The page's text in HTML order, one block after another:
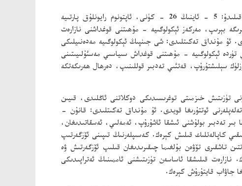
خەۋەر قىلىدۇ: 5 - ئاينىڭ 26 - كۈنى، ئاپتونوم رايونلۇق پارتىيە
بېرىپ، مەركەز ئېكولوگىيە - مۇھىتنى قوغداشنى نازارەت
ئۇ مۇنداق تەكىتلىدى: شى جىنپىڭ ئېكولوگىيە مەدەنىيلىكى
تۈردە ئېكولوگىيە - مۇھىتنى قوغداش سىياسىي مەسئۇلىيىتىنى
سېلىشتۇرۇپ، قەتئىي تەدبىر قوللىنىپ، دەرھال ھەرىكەتكە
تۈزىتىش خىزمىتى توغرىسىدىكى دوكلاتنى ئاڭلىدى، قىيىن
ئوتتۇرىغا قويدى. ئۇ مۇنداق تەكىتلىدى: قانۇن -
تەدبىر بولۇشنى ئىشقا ئاشۇرۇپ، ئەمەلىي، ئەسقاتىدىغان،
كاپالەتلىك قىلىش كېرەك. كەسىپلەرنىڭ تىپىنى ئۆزگەرتىپ
تاشقىرى تۆۋەن بۇلغىما چىقىرىدىغان قىلىپ ئۆزگەرتىش ۋە
قىلىشقا ئاساسەن تۈزىتىشنى ئاممىنىڭ ئەتراپىدىكى
جاۋاب قايتۇرۇش كېرەك.